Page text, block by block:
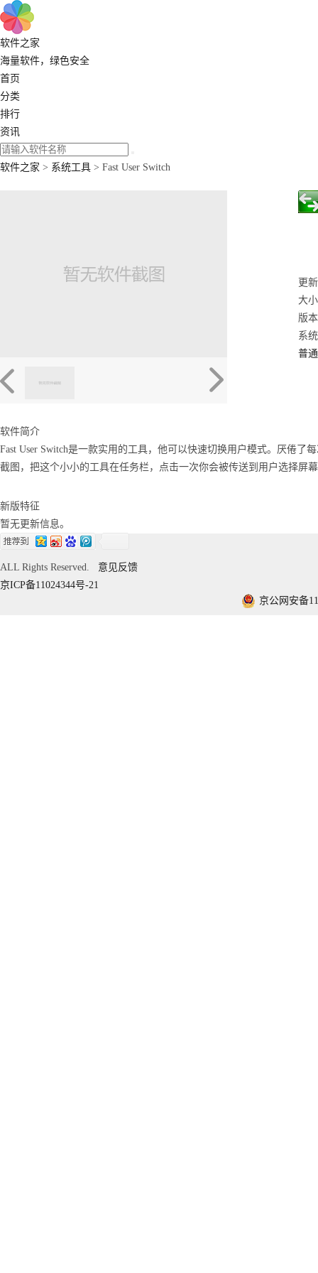
软件之家
海量软件，绿色安全
首页
分类
排行
资讯
软件之家 > 系统工具 > Fast User Switch
更
大
版
系
普
软件简介
Fast User Switch是一款实用的工具，他可以快速切换用户模式。厌倦了
截图，把这个小小的工具在任务栏，点击一次你会被传送到用户选择屏
新版特征
暂无更新信息。
ALL Rights Reserved. 意见反馈
京ICP备11024344号-21
京公网安备